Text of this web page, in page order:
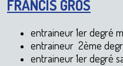
FRANCIS GROS
entraineur 1er degré
entraineur 2ème
entraineur 1er degré